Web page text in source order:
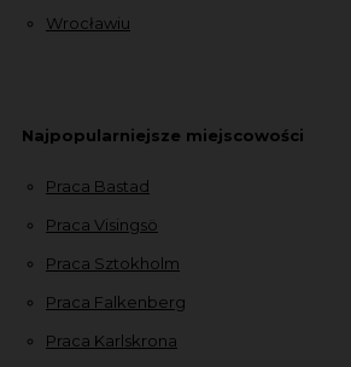
Wrocławiu
Najpopularniejsze miejscowości
Praca Bastad
Praca Visingsö
Praca Sztokholm
Praca Falkenberg
Praca Karlskrona